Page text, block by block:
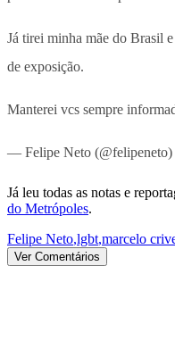
Já tirei minha mãe do Brasil
de exposição.
Manterei vcs sempre
— Felipe Neto (@felipeneto)
Já leu todas as notas e
do Metrópoles.
Felipe Neto,lgbt,marcelo
Ver Comentários